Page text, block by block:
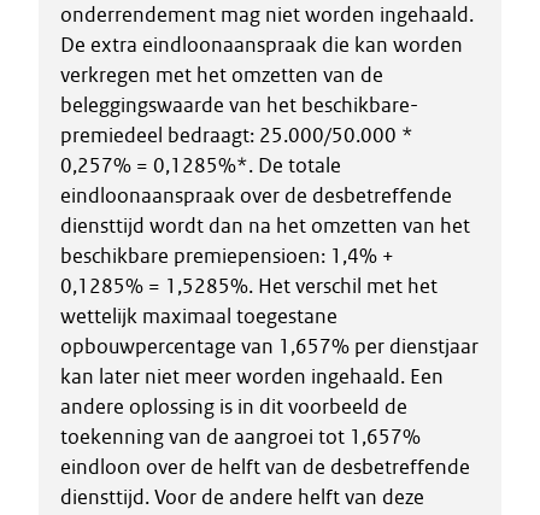
onderrendement mag niet worden ingehaald.
De extra eindloonaanspraak die kan worden
verkregen met het omzetten van de
beleggingswaarde van het beschikbare-
premiedeel bedraagt: 25.000/50.000 *
0,257% = 0,1285%*. De totale
eindloonaanspraak over de desbetreffende
diensttijd wordt dan na het omzetten van het
beschikbare premiepensioen: 1,4% +
0,1285% = 1,5285%. Het verschil met het
wettelijk maximaal toegestane
opbouwpercentage van 1,657% per dienstjaar
kan later niet meer worden ingehaald. Een
andere oplossing is in dit voorbeeld de
toekenning van de aangroei tot 1,657%
eindloon over de helft van de desbetreffende
diensttijd. Voor de andere helft van deze